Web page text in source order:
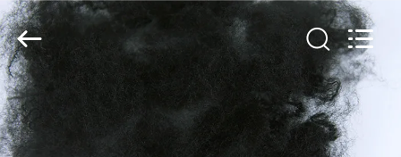
EV
ÜRÜN:%
CHANGSHU
AZURE
IMP&EXP
CO.LTD.
All
Rights
Reserved.